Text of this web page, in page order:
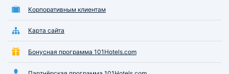
Корпоративным клиентам
Карта сайта
Бонусная программа 101Hotels.com